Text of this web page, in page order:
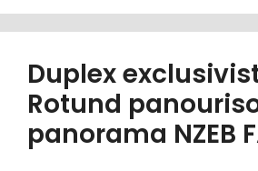
Duplex
Rotund
panorama NZEB